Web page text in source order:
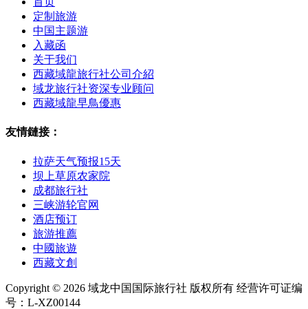
定制旅游
中国主题游
入藏函
关于我们
西藏域龍旅行社公司介紹
域龙旅行社资深专业顾问
西藏域龍早鳥優惠
友情鏈接：
拉萨天气预报15天
坝上草原农家院
成都旅行社
三峡游轮官网
酒店预订
旅游推薦
中國旅遊
西藏文創
Copyright © 2026 域龙中国国际旅行社 版权所有 经营许可证编
号：L-XZ00144